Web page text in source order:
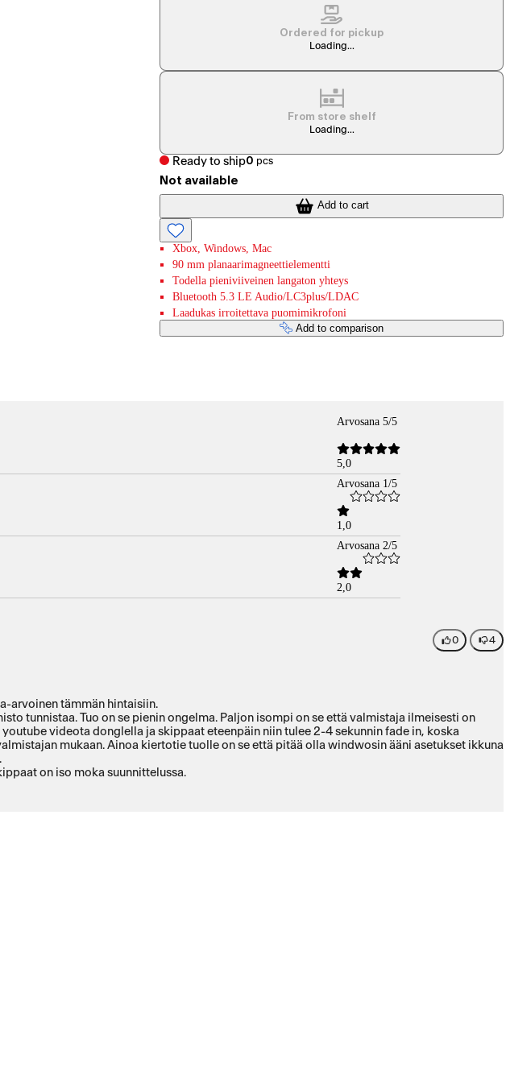
Ordered for pickup
Loading...
From store shelf
Loading...
Ready to ship0 pcs
Not available
Add to cart
Xbox, Windows, Mac
90 mm planaarimagneettielementti
Todella pieniviiveinen langaton yhteys
Bluetooth 5.3 LE Audio/LC3plus/LDAC
Laadukas irroitettava puomimikrofoni
Add to comparison
Arvosana 5/5
5,0
Arvosana 1/5
1,0
Arvosana 2/5
2,0
0 4
arvoinen tämmän hintaisiin.
tunnistaa. Tuo on se pienin ongelma. Paljon isompi on se että valmistaja ilmeisesti on
videota donglella ja skippaat eteenpäin niin tulee 2-4 sekunnin fade in, koska
mukaan. Ainoa kiertotie tuolle on se että pitää olla windwosin ääni asetukset ikkuna
on iso moka suunnittelussa.